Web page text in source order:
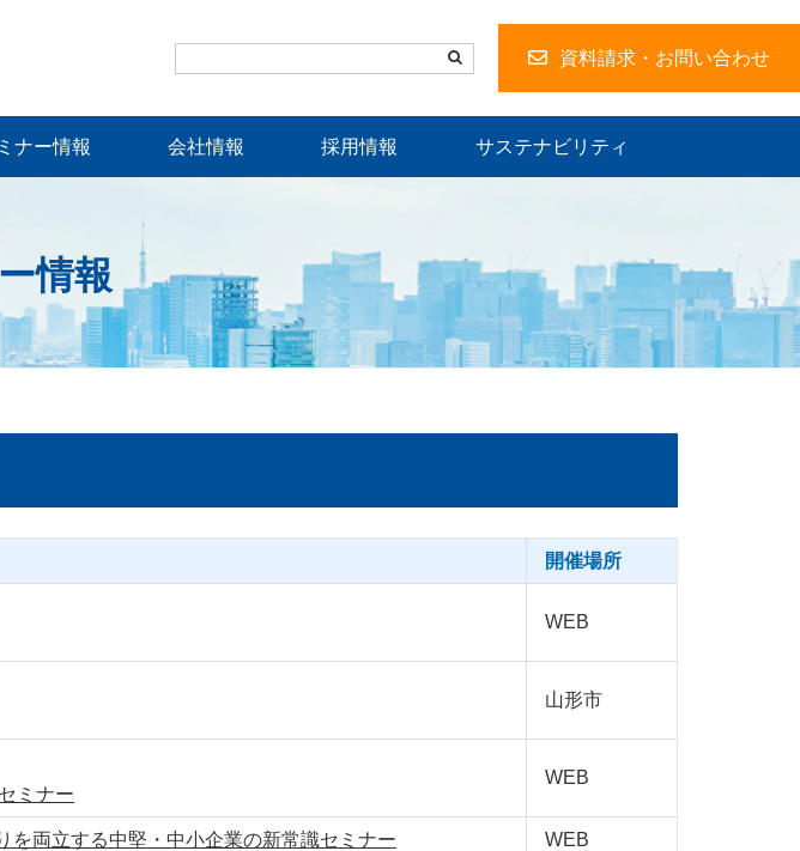
資料請求・お問い合わせ
ナー情報 会社情報 採用情報 サステナビリティ
情報
開催場所
WEB
山形市
ミナー
WEB
を両立する中堅・中小企業の新常識セミナー WEB